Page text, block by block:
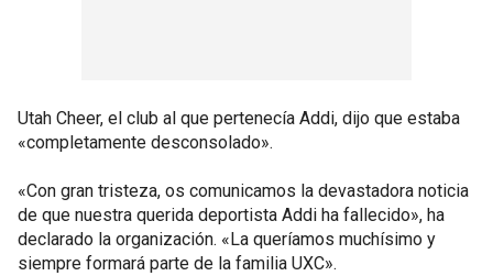
Utah Cheer, el club al que pertenecía Addi, dijo que estaba
«completamente desconsolado».
«Con gran tristeza, os comunicamos la devastadora noticia
de que nuestra querida deportista Addi ha fallecido», ha
declarado la organización. «La queríamos muchísimo y
siempre formará parte de la familia UXC».